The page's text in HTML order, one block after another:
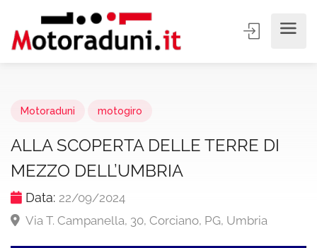
Motoraduni motogiro
ALLA SCOPERTA DELLE TERRE DI
MEZZO DELL’UMBRIA
Data: 22/09/2024
Via T. Campanella, 30, Corciano, PG, Umbria